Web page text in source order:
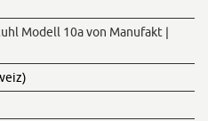
Modell 10a von Manufakt |